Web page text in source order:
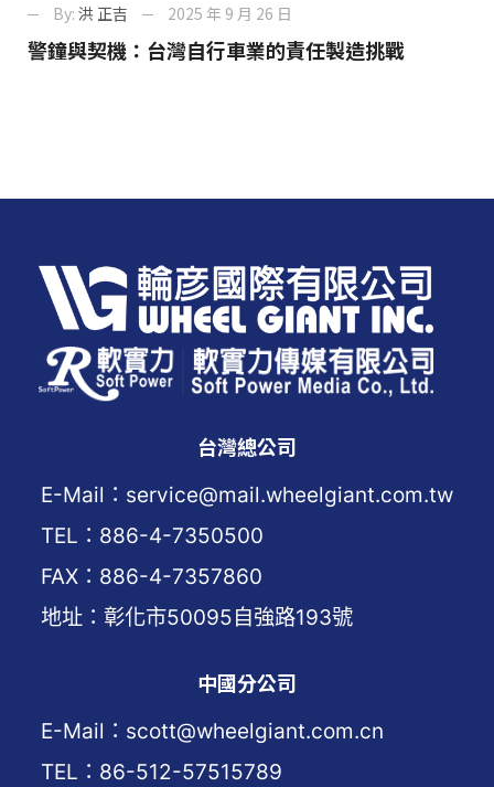
By: 洪 正吉 2025 年 9 月 26 日
警鐘與契機：台灣自行車業的責任製造挑戰
台灣總公司
E-Mail：service@mail.wheelgiant.com.tw
TEL：886-4-7350500
FAX：886-4-7357860
地址：彰化市50095自強路193號
中國分公司
E-Mail：scott@wheelgiant.com.cn
TEL：86-512-57515789